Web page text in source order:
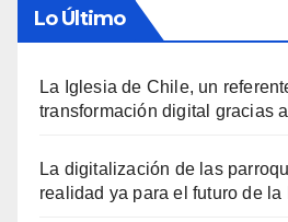
Lo Último
La Iglesia de Chile, un
transformación digital gracias
La digitalización de las
realidad ya para el futuro de la